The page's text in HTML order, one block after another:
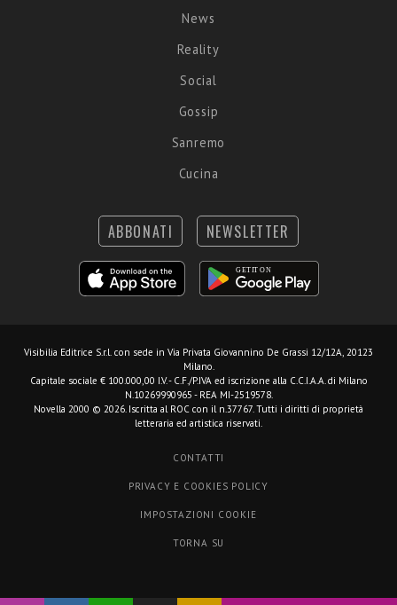
News
Reality
Social
Gossip
Sanremo
Cucina
ABBONATI NEWSLETTER
Visibilia Editrice S.r.l. con sede in Via Privata Giovannino De Grassi 12/12A, 20123
Milano.
Capitale sociale € 100.000,00 I.V. - C.F./P.IVA ed iscrizione alla C.C.I.A.A. di Milano
N.10269990965 - REA MI-2519578.
Novella 2000 © 2026. Iscritta al ROC con il n.37767. Tutti i diritti di proprietà
letteraria ed artistica riservati.
CONTATTI
PRIVACY E COOKIES POLICY
IMPOSTAZIONI COOKIE
TORNA SU